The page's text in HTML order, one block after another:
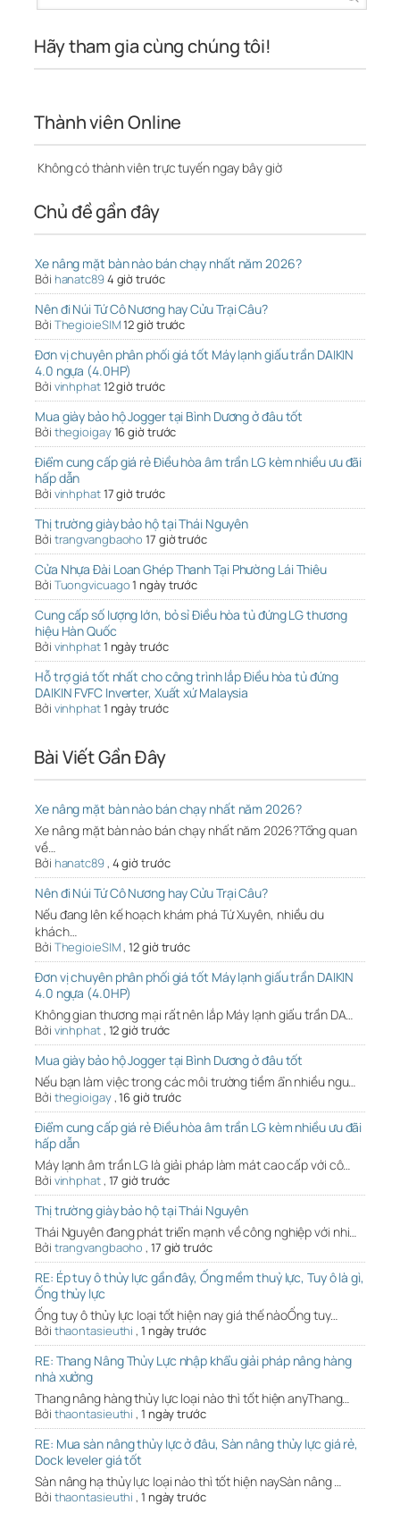
Hãy tham gia cùng chúng tôi!
Thành viên Online
Không có thành viên trực tuyến ngay bây giờ
Chủ đề gần đây
Xe nâng mặt bàn nào bán chạy nhất năm 2026?
Bởi hanatc894 giờ trước
Nên đi Núi Tứ Cô Nương hay Cửu Trại Câu?
Bởi ThegioieSIM12 giờ trước
Đơn vị chuyên phân phối giá tốt Máy lạnh giấu trần DAIKIN
4.0 ngựa (4.0HP)
Bởi vinhphat12 giờ trước
Mua giày bảo hộ Jogger tại Bình Dương ở đâu tốt
Bởi thegioigay16 giờ trước
Điểm cung cấp giá rẻ Điều hòa âm trần LG kèm nhiều ưu đãi
hấp dẫn
Bởi vinhphat17 giờ trước
Thị trường giày bảo hộ tại Thái Nguyên
Bởi trangvangbaoho 17 giờ trước
Cửa Nhựa Đài Loan Ghép Thanh Tại Phường Lái Thiêu
Bởi Tuongvicuago1 ngày trước
Cung cấp số lượng lớn, bỏ sỉ Điều hòa tủ đứng LG thương
hiệu Hàn Quốc
Bởi vinhphat1 ngày trước
Hỗ trợ giá tốt nhất cho công trình lắp Điều hòa tủ đứng
DAIKIN FVFC Inverter, Xuất xứ Malaysia
Bởi vinhphat1 ngày trước
Bài Viết Gần Đây
Xe nâng mặt bàn nào bán chạy nhất năm 2026?
Xe nâng mặt bàn nào bán chạy nhất năm 2026?Tổng quan
về…
Bởi hanatc89, 4 giờ trước
Nên đi Núi Tứ Cô Nương hay Cửu Trại Câu?
Nếu đang lên kế hoạch khám phá Tứ Xuyên, nhiều du
khách…
Bởi ThegioieSIM,12 giờ trước
Đơn vị chuyên phân phối giá tốt Máy lạnh giấu trần DAIKIN
4.0 ngựa (4.0HP)
Không gian thương mại rất nên lắp Máy lạnh giấu trần DA…
Bởi vinhphat, 12 giờ trước
Mua giày bảo hộ Jogger tại Bình Dương ở đâu tốt
Nếu bạn làm việc trong các môi trường tiềm ẩn nhiều ngu…
Bởi thegioigay,16 giờ trước
Điểm cung cấp giá rẻ Điều hòa âm trần LG kèm nhiều ưu đãi
hấp dẫn
Máy lạnh âm trần LG là giải pháp làm mát cao cấp với cô…
Bởi vinhphat, 17 giờ trước
Thị trường giày bảo hộ tại Thái Nguyên
Thái Nguyên đang phát triển mạnh về công nghiệp với nhi…
Bởi trangvangbaoho , 17 giờ trước
RE: Ép tuy ô thủy lực gần đây, Ống mềm thuỷ lực, Tuy ô là gì,
Ống thủy lực
Ống tuy ô thủy lực loại tốt hiện nay giá thế nàoỐng tuy…
Bởi thaontasieuthi , 1 ngày trước
RE: Thang Nâng Thủy Lực nhập khẩu giải pháp nâng hàng
nhà xưởng
Thang nâng hàng thủy lực loại nào thì tốt hiện anyThang…
Bởi thaontasieuthi , 1 ngày trước
RE: Mua sàn nâng thủy lực ở đâu, Sàn nâng thủy lực giá rẻ,
Dock leveler giá tốt
Sàn nâng hạ thủy lực loại nào thì tốt hiện naySàn nâng …
Bởi thaontasieuthi , 1 ngày trước